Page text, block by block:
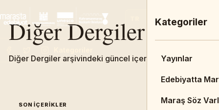
EN FR
Ana Menü
Admin
Ana Sayfa
DUYURULAR &
Kategoriler
Yayınlar
Edebiyatta
Maraş Söz
Diğer Dergiler
Diğer Dergiler arşivindeki güncel içerikleri keşfedin.
SON IÇERIKLER 05